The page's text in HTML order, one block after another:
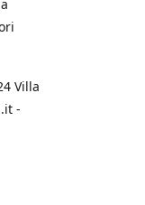
Villa
-